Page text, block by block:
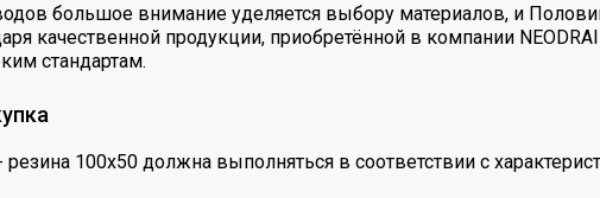
большое внимание уделяется выбору материалов, и
качественной продукции, приобретённой в компании
стандартам.
100х50 должна выполняться в соответствии с